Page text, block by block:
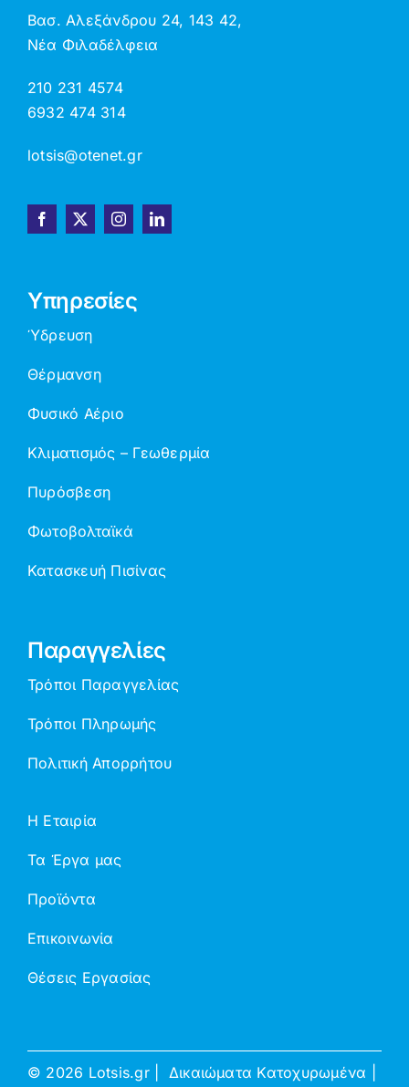
Βασ. Αλεξάνδρου 24, 143 42,
Νέα Φιλαδέλφεια
210 231 4574
6932 474 314
lotsis@otenet.gr
Υπηρεσίες
Ύδρευση
Θέρμανση
Φυσικό Αέριο
Κλιματισμός – Γεωθερμία
Πυρόσβεση
Φωτοβολταϊκά
Κατασκευή Πισίνας
Παραγγελίες
Τρόποι Παραγγελίας
Τρόποι Πληρωμής
Πολιτική Απορρήτου
Η Εταιρία
Τα Έργα μας
Προϊόντα
Επικοινωνία
Θέσεις Εργασίας
© 2026 Lotsis.gr | Δικαιώματα Κατοχυρωμένα |